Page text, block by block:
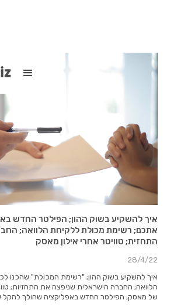
איך להשקיע בשוק ההון; הפילטר החדש
אתכם; רשימת מכולת ללקיחת הלוואה;
התחזית; טוויטר אחרי אילון מאסק
28/4/22
איך להשקיע בשוק ההון; "רשימת המכולת" שהכנו
הלוואה; החברה הישראלית שניפצה את התחזיות;
של מאסק; הפילטר החדש באפליקציה שהולך להקל